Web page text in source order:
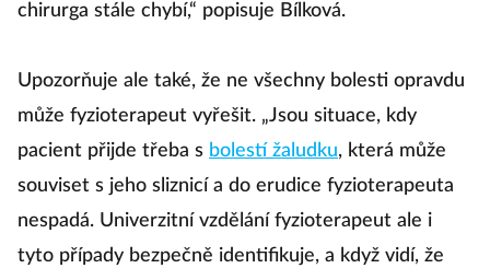
chirurga stále chybí,“ popisuje Bílková.
Upozorňuje ale také, že ne všechny bolesti opravdu
může fyzioterapeut vyřešit. „Jsou situace, kdy
pacient přijde třeba s bolestí žaludku, která může
souviset s jeho sliznicí a do erudice fyzioterapeuta
nespadá. Univerzitní vzdělání fyzioterapeut ale i
tyto případy bezpečně identifikuje, a když vidí, že